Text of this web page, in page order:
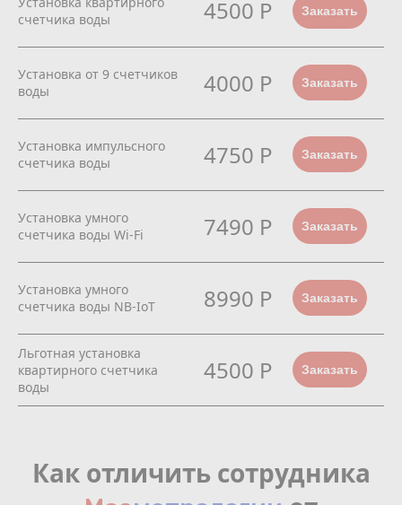
счетчика воды
4500 Р Заказать
Установка от 9 счетчиков
воды
4000 Р Заказать
Установка импульсного
счетчика воды
4750 Р Заказать
Установка умного
счетчика воды Wi-Fi
7490 Р Заказать
Установка умного
счетчика воды NB-IoT
8990 Р Заказать
Льготная установка
квартирного счетчика
воды
4500 Р Заказать
Как отличить сотрудника